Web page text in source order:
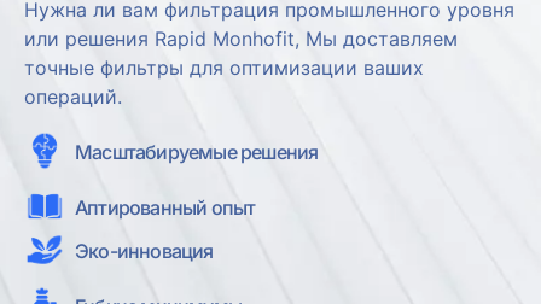
Нужна ли вам фильтрация промышленного уровня
или решения Rapid Monhofit, Мы доставляем
точные фильтры для оптимизации ваших
операций.
Масштабируемые решения
Аптированный опыт
Эко-инновация